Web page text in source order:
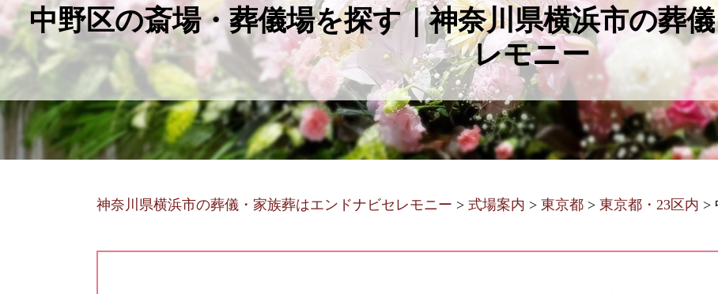
中野区の斎場・葬儀場を探す｜神奈川県横浜市の葬
レモニー
神奈川県横浜市の葬儀・家族葬はエンドナビセレモニー > 式場案内 > 東京都 > 東京都・23区内 >